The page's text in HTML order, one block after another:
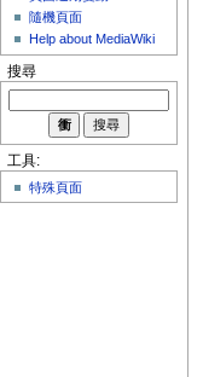
隨機頁面
Help about MediaWiki
搜尋
工具:
特殊頁面